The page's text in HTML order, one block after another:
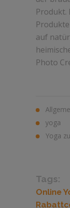
Produkt.
auf
Photo
yoga
Yoga
Tags:
Online